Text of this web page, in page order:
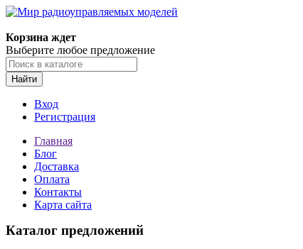
Корзина ждет
Выберите любое предложение
Найти
Вход
Регистрация
Главная
Блог
Доставка
Оплата
Контакты
Карта сайта
Каталог предложений